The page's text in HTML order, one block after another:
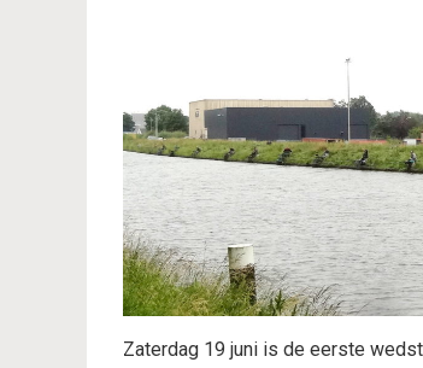
Zaterdag 19 juni is de eerste